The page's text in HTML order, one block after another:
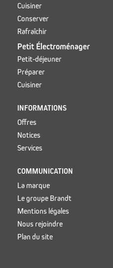
Cuisiner
Conserver
Rafraîchir
Petit Électroménager
Petit-déjeuner
Préparer
Cuisiner
INFORMATIONS
Offres
Notices
Services
COMMUNICATION
La marque
Le groupe Brandt
Mentions légales
Nous rejoindre
Plan du site